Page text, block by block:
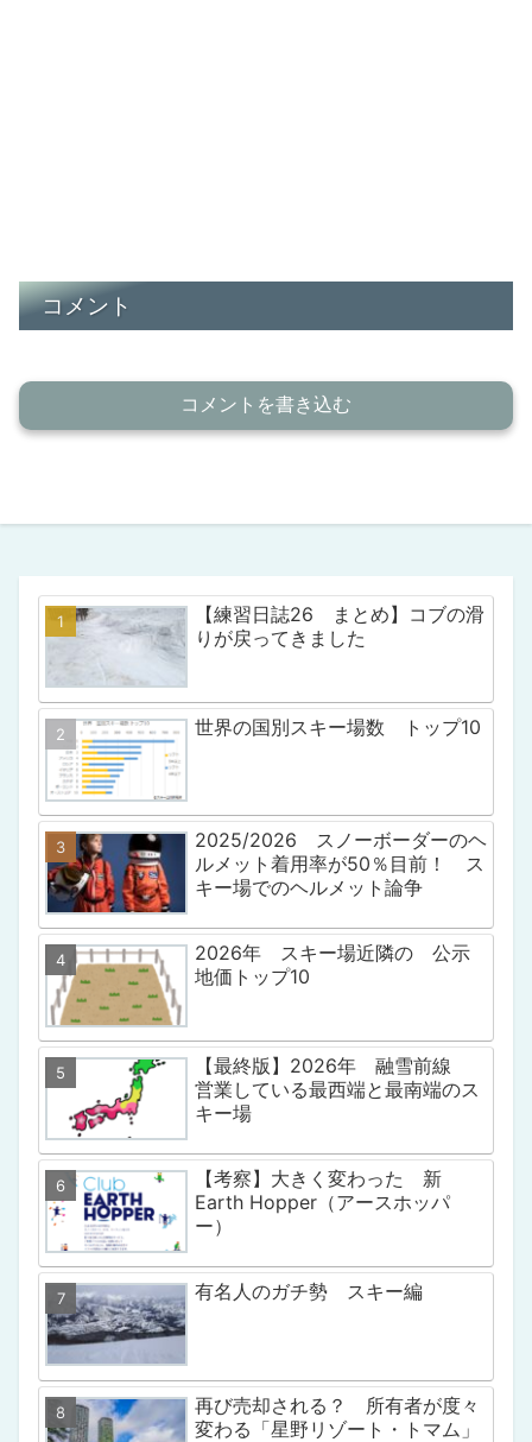
コメント
コメントを書き込む
【練習日誌26 まとめ】コブの滑
りが戻ってきました
世界の国別スキー場数 トップ10
2025/2026 スノーボーダーのヘ
ルメット着用率が50％目前！ ス
キー場でのヘルメット論争
2026年 スキー場近隣の 公示
地価トップ10
【最終版】2026年 融雪前線
営業している最西端と最南端のス
キー場
【考察】大きく変わった 新
Earth Hopper（アースホッパ
ー）
有名人のガチ勢 スキー編
再び売却される？ 所有者が度々
変わる「星野リゾート・トマム」